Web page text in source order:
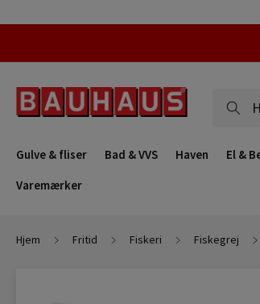
Gulve & fliser Bad & VVS Haven El &
Varemærker
Hjem Fritid Fiskeri Fiskegrej